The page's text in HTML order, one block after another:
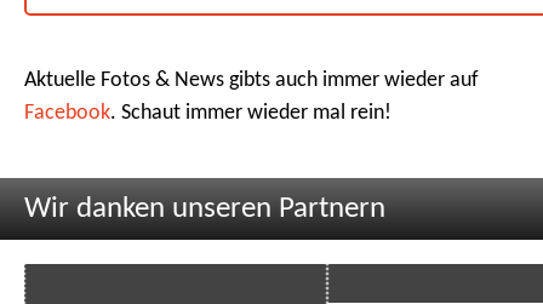
Aktuelle Fotos & News gibts auch immer wieder auf
Facebook. Schaut immer wieder mal rein!
Wir danken unseren Partnern